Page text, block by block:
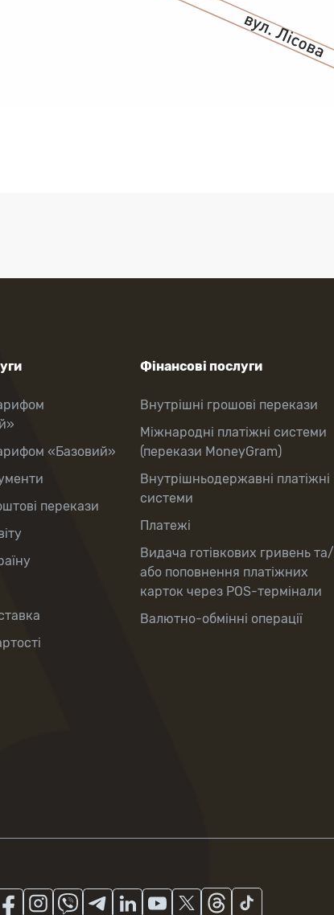
«Базовий»
перекази
Фінансові послуги
Внутрішні грошові перекази
Міжнародні платіжні системи
(перекази MoneyGram)
Внутрішньодержавні платіжні
системи
Платежі
Видача готівкових гривень та/
або поповнення платіжних
карток через POS-термінали
Валютно-обмінні операції